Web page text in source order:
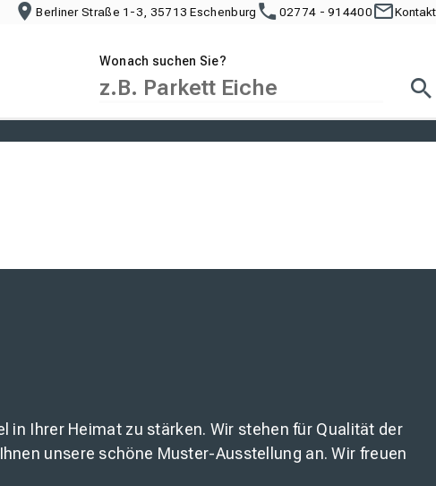
Berliner Straße 1-3, 35713 Eschenburg 02774 - 914400 Kontakt
Wonach suchen Sie?
in Ihrer Heimat zu stärken. Wir stehen für Qualität der
unsere schöne Muster-Ausstellung an. Wir freuen